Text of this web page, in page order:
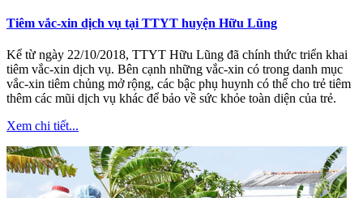
Tiêm vắc-xin dịch vụ tại TTYT huyện Hữu Lũng
Kể từ ngày 22/10/2018, TTYT Hữu Lũng đã chính thức triển khai
tiêm vắc-xin dịch vụ. Bên cạnh những vắc-xin có trong danh mục
vắc-xin tiêm chủng mở rộng, các bậc phụ huynh có thể cho trẻ tiêm
thêm các mũi dịch vụ khác để bảo về sức khỏe toàn diện của trẻ.
Xem chi tiết...